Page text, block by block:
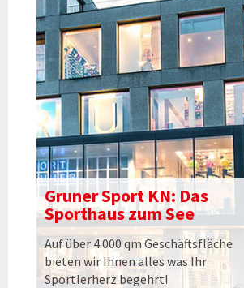
Gruner Sport KN: Das
Sporthaus zum See
Auf über 4.000 qm Geschäftsfläche
bieten wir Ihnen alles was Ihr
Sportlerherz begehrt!